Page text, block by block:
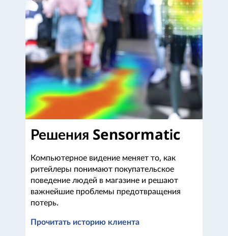
Решения Sensormatic
Компьютерное видение меняет то, как
ритейлеры понимают покупательское
поведение людей в магазине и решают
важнейшие проблемы предотвращения
потерь.
Прочитать историю клиента